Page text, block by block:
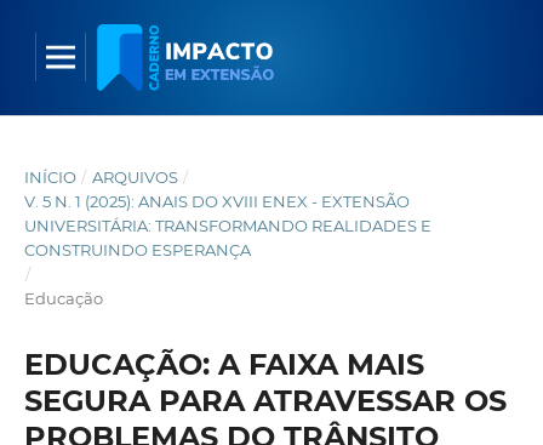
INÍCIO / ARQUIVOS /
V. 5 N. 1 (2025): ANAIS DO XVIII ENEX - EXTENSÃO
UNIVERSITÁRIA: TRANSFORMANDO REALIDADES E
CONSTRUINDO ESPERANÇA
/
Educação
EDUCAÇÃO: A FAIXA MAIS
SEGURA PARA ATRAVESSAR OS
PROBLEMAS DO TRÂNSITO